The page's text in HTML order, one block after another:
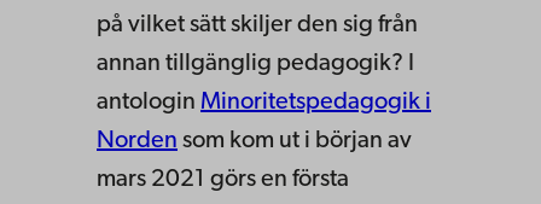
på vilket sätt skiljer den sig från
annan tillgänglig pedagogik? I
antologin Minoritetspedagogik i
Norden som kom ut i början av
mars 2021 görs en första